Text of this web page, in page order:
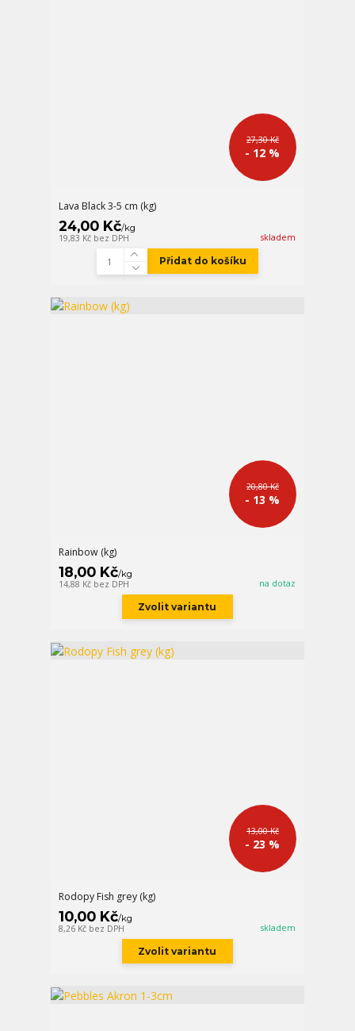
27,30 Kč
- 12 %
Lava Black 3-5 cm (kg)
24,00 Kč/kg
19,83 Kč bez DPH skladem
Přidat do košíku
20,80 Kč
- 13 %
Rainbow (kg)
18,00 Kč/kg
14,88 Kč bez DPH na dotaz
Zvolit variantu
13,00 Kč
- 23 %
Rodopy Fish grey (kg)
10,00 Kč/kg
8,26 Kč bez DPH skladem
Zvolit variantu